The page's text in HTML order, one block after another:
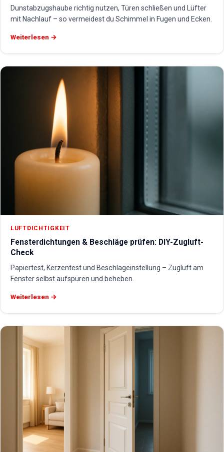
Dunstabzugshaube richtig nutzen, Türen schließen und Lüfter
mit Nachlauf – so vermeidest du Schimmel in Fugen und Ecken.
Weiterlesen →
LUFTDICHTIGKEIT
Fensterdichtungen & Beschläge prüfen: DIY-Zugluft-
Check
Papiertest, Kerzentest und Beschlageinstellung – Zugluft am
Fenster selbst aufspüren und beheben.
Weiterlesen →